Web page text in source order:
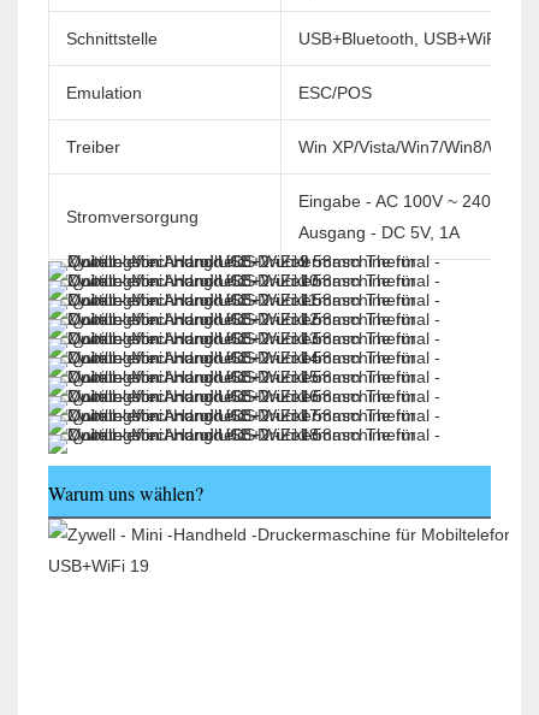
Schnittstelle USB+Bluetooth, USB+WiFi
Emulation ESC/POS
Treiber Win XP/Vista/Win7/Win8/
Stromversorgung
Eingabe - AC 100V ~ 240 V/60
Ausgang - DC 5V, 1A
Warum uns wählen?